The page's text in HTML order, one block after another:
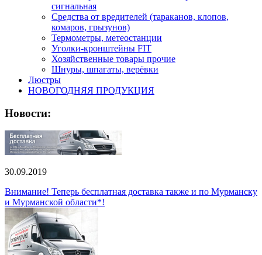
сигнальная
Средства от вредителей (тараканов, клопов,
комаров, грызунов)
Термометры, метеостанции
Уголки-кронштейны FIT
Хозяйственные товары прочие
Шнуры, шпагаты, верёвки
Люстры
НОВОГОДНЯЯ ПРОДУКЦИЯ
Новости:
30.09.2019
Внимание! Теперь бесплатная доставка также и по Мурманску
и Мурманской области*!